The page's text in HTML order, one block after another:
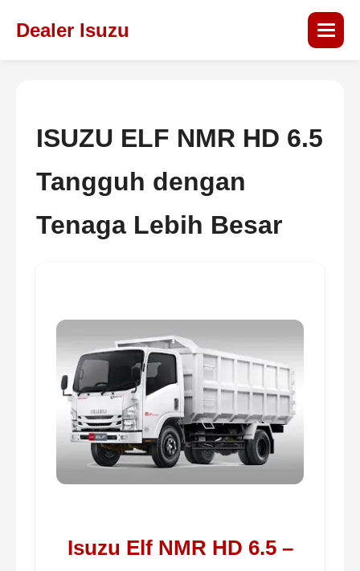
Dealer Isuzu
ISUZU ELF NMR HD 6.5
Tangguh dengan
Tenaga Lebih Besar
Isuzu Elf NMR HD 6.5 –